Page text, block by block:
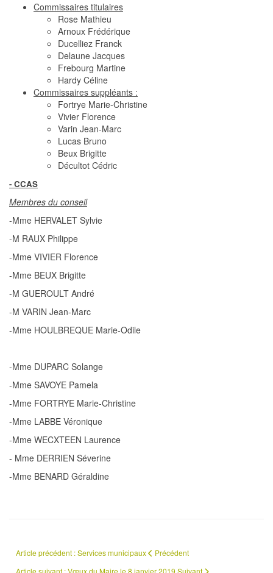
Commissaires titulaires
Rose Mathieu
Arnoux Frédérique
Ducelliez Franck
Delaune Jacques
Frebourg Martine
Hardy Céline
Commissaires suppléants :
Fortrye Marie-Christine
Vivier Florence
Varin Jean-Marc
Lucas Bruno
Beux Brigitte
Décultot Cédric
- CCAS
Membres du conseil
-Mme HERVALET Sylvie
-M RAUX Philippe
-Mme VIVIER Florence
-Mme BEUX Brigitte
-M GUEROULT André
-M VARIN Jean-Marc
-Mme HOULBREQUE Marie-Odile
-Mme DUPARC Solange
-Mme SAVOYE Pamela
-Mme FORTRYE Marie-Christine
-Mme LABBE Véronique
-Mme WECXTEEN Laurence
- Mme DERRIEN Séverine
-Mme BENARD Géraldine
Article précédent : Services municipaux
Précédent
Article suivant : Vœux du Maire le 8 janvier 2019 Suivant